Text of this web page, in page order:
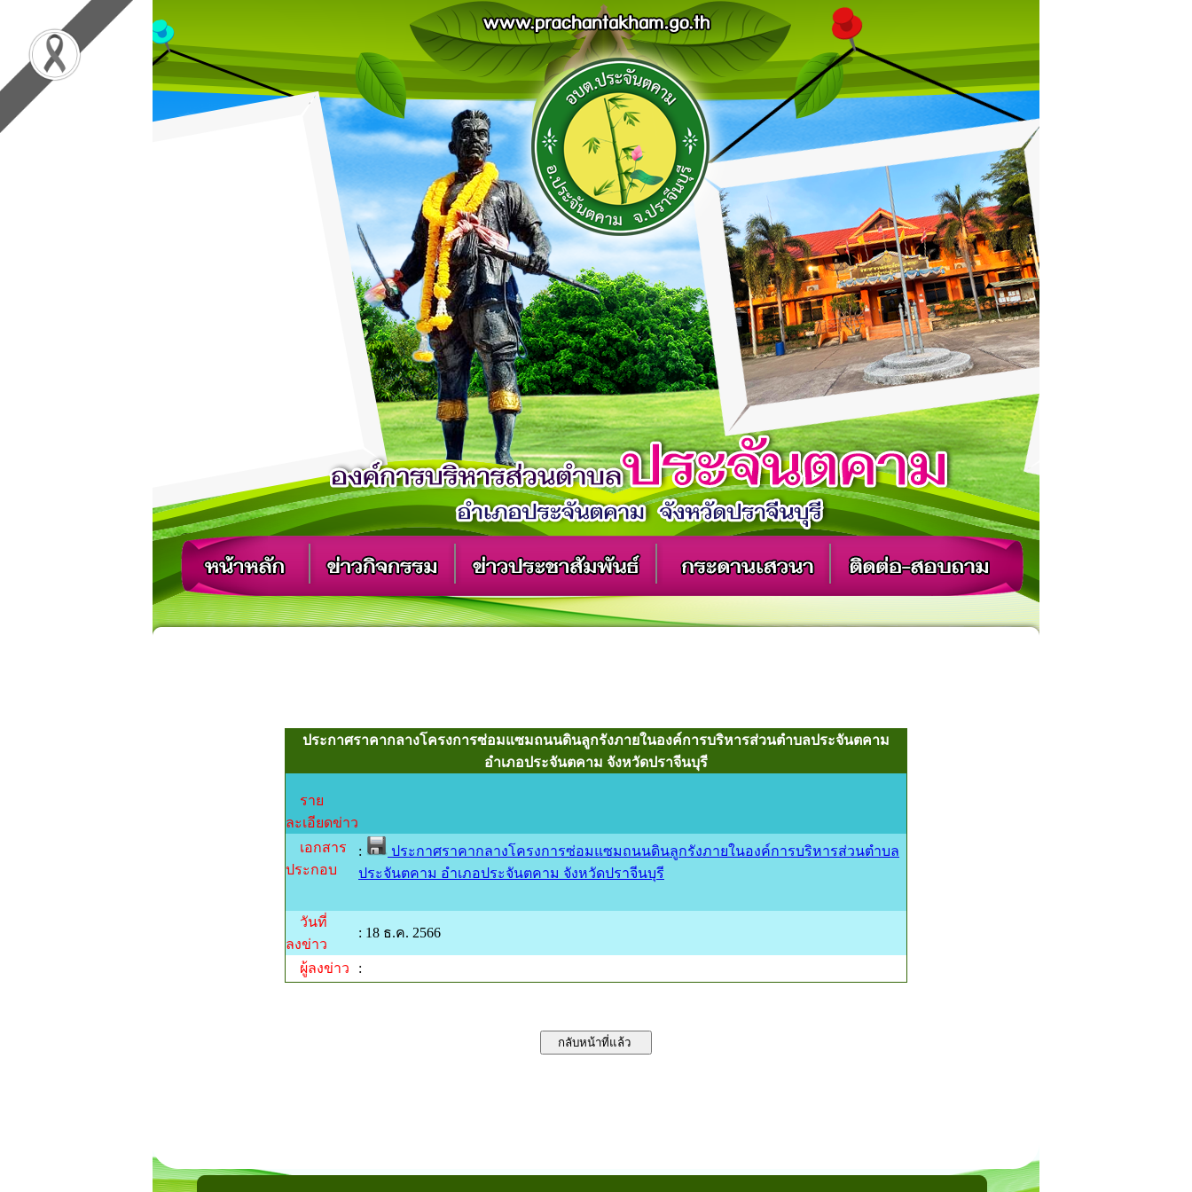
ประกาศราคากลางโครงการซ่อมแซมถนนดินลูกรังภายในองค์การบริหารส่วนตำบลประจันตคาม
อำเภอประจันตคาม จังหวัดปราจีนบุรี
ราย
ละเอียดข่าว
เอกสาร
ประกอบ
:
ประกาศราคากลางโครงการซ่อมแซมถนนดินลูกรังภายในองค์การบริหารส่วนตำบล
ประจันตคาม อำเภอประจันตคาม จังหวัดปราจีนบุรี
วันที่
ลงข่าว
: 18 ธ.ค. 2566
ผู้ลงข่าว :